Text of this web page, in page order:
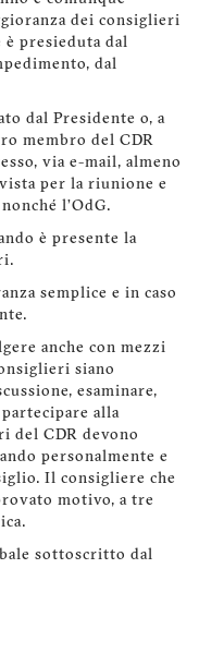
dei consiglieri
presieduta dal
dal
dal Presidente o, a
membro del CDR
via e-mail, almeno
per la riunione e
l’OdG.
è presente la
semplice e in caso
anche con mezzi
siano
esaminare,
alla
del CDR devono
personalmente e
Il consigliere che
motivo, a tre
sottoscritto dal